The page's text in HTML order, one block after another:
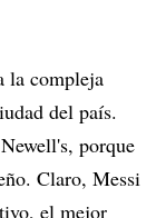
la compleja
del país.
porque
Claro, Messi
el mejor